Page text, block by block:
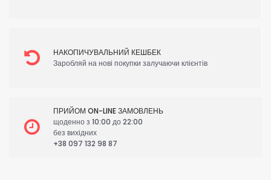
НАКОПИЧУВАЛЬНИЙ КЕШБЕК
Заробляй на нові покупки залучаючи клієнтів
ПРИЙОМ ON-LINE ЗАМОВЛЕНЬ
щоденно з 10:00 до 22:00
без вихідних
+38 097 132 98 87